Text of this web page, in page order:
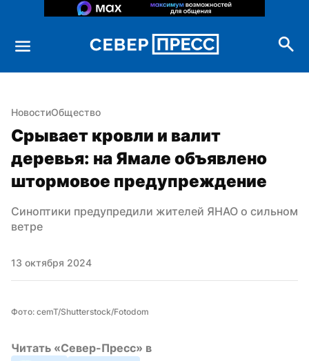
НовостиОбщество
Срывает кровли и валит
деревья: на Ямале объявлено
штормовое предупреждение
Синоптики предупредили жителей ЯНАО о сильном
ветре
13 октября 2024
Фото: cemT/Shutterstock/Fotodom
Читать «Север-Пресс» в